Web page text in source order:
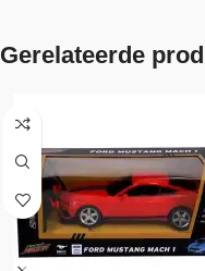
Gerelateerde